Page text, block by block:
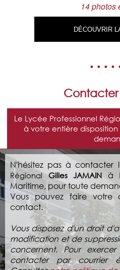
14 photos
• • • •
Le Lycée Professionnel
à votre entière
N'hésitez pas à contacter
RégionalGilles JAMAIN à
Maritime, pour toute
Vous pouvez faire
contact.
Vous disposez d'un droit
modification et de
concernent. Pour
contacter par courrier